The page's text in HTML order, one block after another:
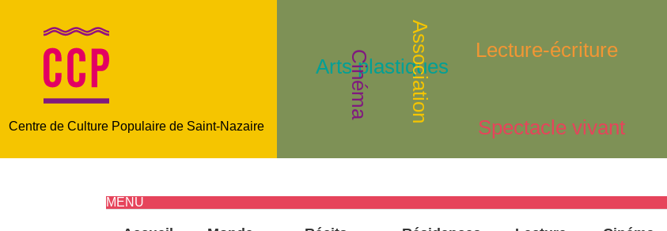
Centre de Culture Populaire de Saint-Nazaire Spectacle vivant
Lecture-écriture
Arts plastiques
Cinéma Association
MENU